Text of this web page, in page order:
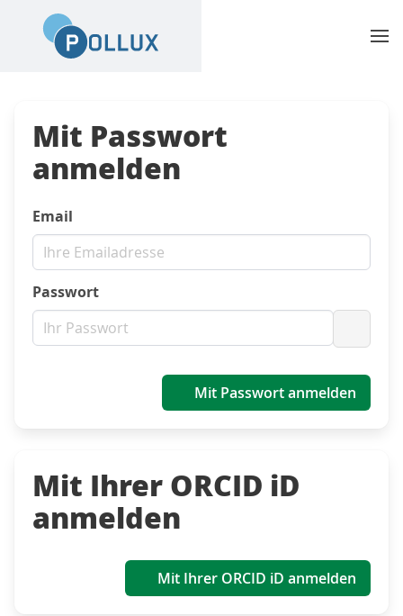
Mit Passwort
anmelden
Email
Passwort
Mit Passwort anmelden
Mit Ihrer ORCID iD
anmelden
Mit Ihrer ORCID iD anmelden